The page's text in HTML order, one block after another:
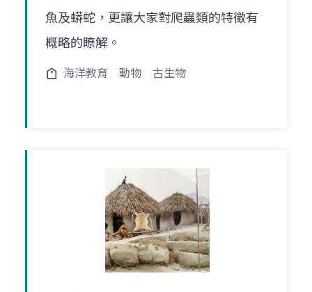
魚及蟒蛇，更讓大家對爬蟲類的特徵有
概略的瞭解。
海洋教育 動物 古生物